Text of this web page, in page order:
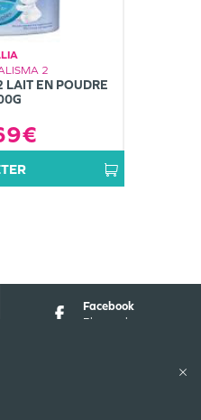
2
EN POUDRE
Facebook
Pharmabest